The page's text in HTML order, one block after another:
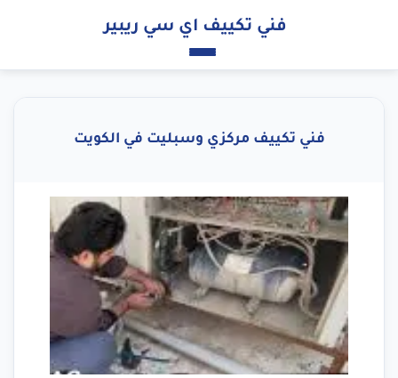
فني تكييف اي سي ريبير
فني تكييف مركزي وسبليت في الكويت